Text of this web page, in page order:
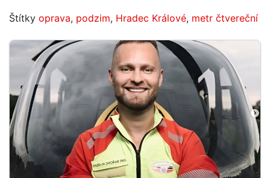
Štítky oprava, podzim, Hradec Králové, metr čtvereční